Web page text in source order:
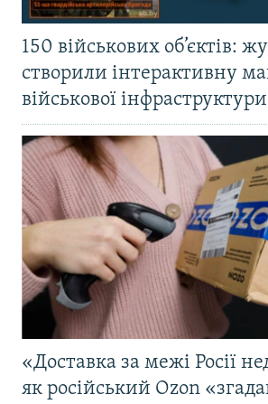
150 військових об’єктів:
створили інтерактивну
військової інфраструктури
«Доставка за межі Росії
як російський Ozon